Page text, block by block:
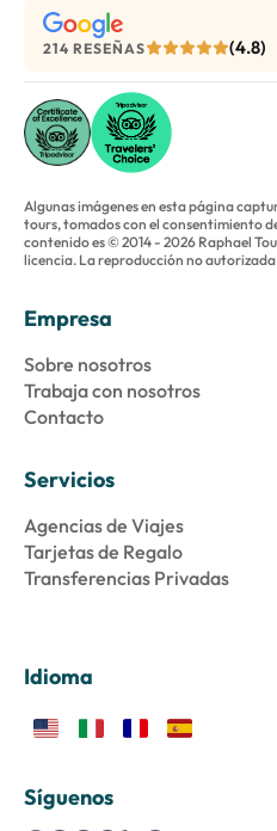
214 RESEÑAS (4.8)
Algunas imágenes en esta página
tours, tomados con el consentimiento
contenido es © 2014 - 2026 Raphael
licencia. La reproducción no
Empresa
Sobre nosotros
Trabaja con nosotros
Contacto
Servicios
Agencias de Viajes
Tarjetas de Regalo
Transferencias Privadas
Idioma
Síguenos